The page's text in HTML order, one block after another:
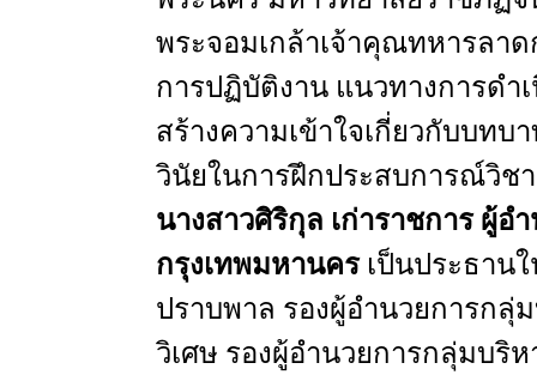
พระจอมเกล้าเจ้าคุณทหารลาด
การปฏิบัติงาน แนวทางการดำ
สร้างความเข้าใจเกี่ยวกับบทบ
วินัยในการฝึกประสบการณ์วิช
นางสาวศิริกุล เก่าราชการ ผู้อ
กรุงเทพมหานคร เป็นประธาน
ปราบพาล รองผู้อำนวยการกลุ่
วิเศษ รองผู้อำนวยการกลุ่มบริ